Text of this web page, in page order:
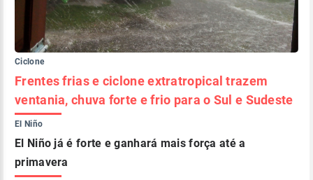
Ciclone
Frentes frias e ciclone extratropical trazem
ventania, chuva forte e frio para o Sul e Sudeste
El Niño
El Niño já é forte e ganhará mais força até a
primavera